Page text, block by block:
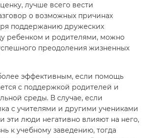
лучше всего вести
о возможных причинах
поддержанию дружеских
ребенком и родителями, можно
преодоления жизненных
более эффективным, если помощь
с поддержкой родителей и
среды. В случае, если
с учителями и другими учениками
эти люди негативно влияют на него,
к учебному заведению, тогда